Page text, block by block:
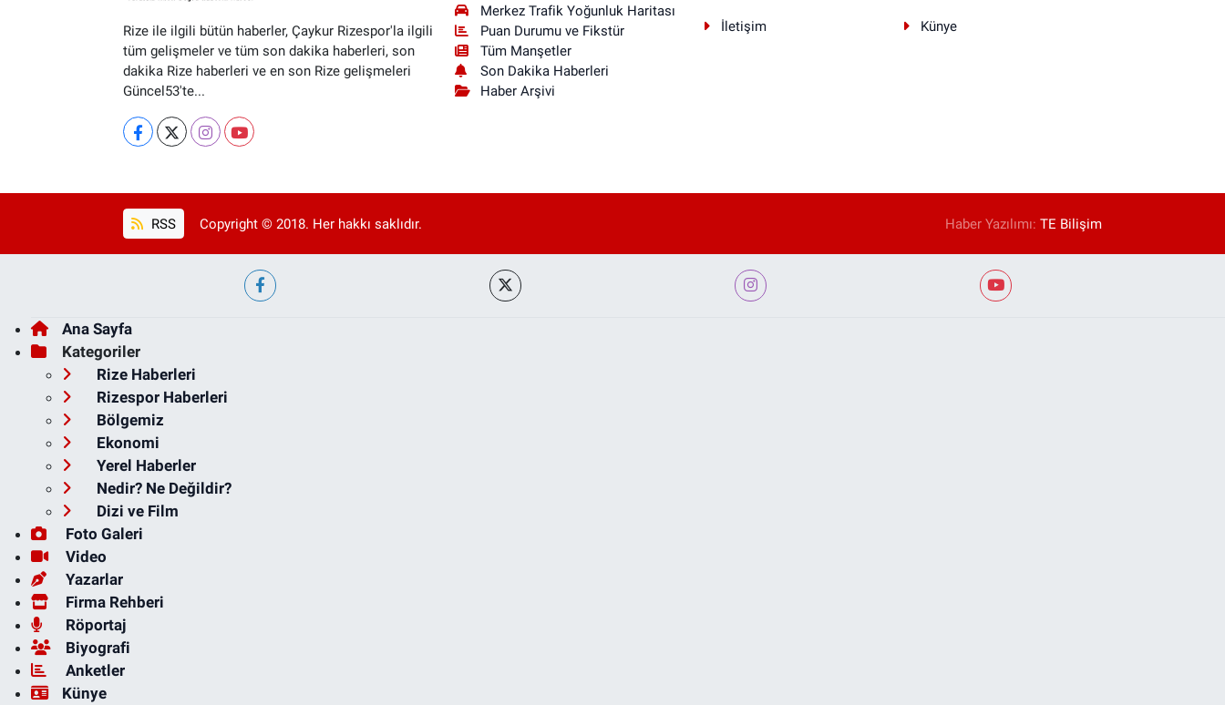
Rize ile ilgili bütün haberler, Çaykur Rizespor'la ilgili
tüm gelişmeler ve tüm son dakika haberleri, son
dakika Rize haberleri ve en son Rize gelişmeleri
Güncel53'te...
Merkez Trafik Yoğunluk Haritası
Puan Durumu ve Fikstür
Tüm Manşetler
Son Dakika Haberleri
Haber Arşivi
İletişim Künye
RSS Copyright © 2018. Her hakkı saklıdır. Haber Yazılımı:TE Bilişim
Ana Sayfa
Kategoriler
Rize Haberleri
Rizespor Haberleri
Bölgemiz
Ekonomi
Yerel Haberler
Nedir? Ne Değildir?
Dizi ve Film
Foto Galeri
Video
Yazarlar
Firma Rehberi
Röportaj
Biyografi
Anketler
Künye